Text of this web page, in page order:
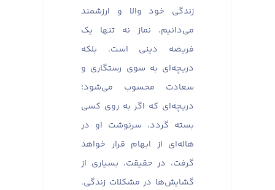
زندگی خود والا و ارزشمند
می‌دانیم. نماز نه تنها یک
فریضه دینی است، بلکه
دریچه‌ای به سوی رستگاری و
سعادت محسوب می‌شود؛
دریچه‌ای که اگر به روی کسی
بسته گردد، سرنوشت او در
هاله‌ای از ابهام قرار خواهد
گرفت، در حقیقت، بسیاری از
گشایش‌ها در مشکلات زندگی،